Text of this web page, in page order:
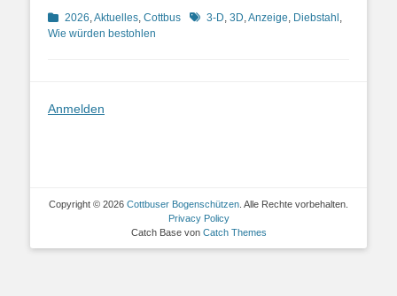
Kategorien
2026 Aktuelles Cottbus Schlagworte
3-D 3D Anzeige Diebstahl
Wie würden bestohlen
Anmelden
Copyright © 2026 Cottbuser Bogenschützen . Alle Rechte vorbehalten.
Privacy Policy
Catch Base von Catch Themes